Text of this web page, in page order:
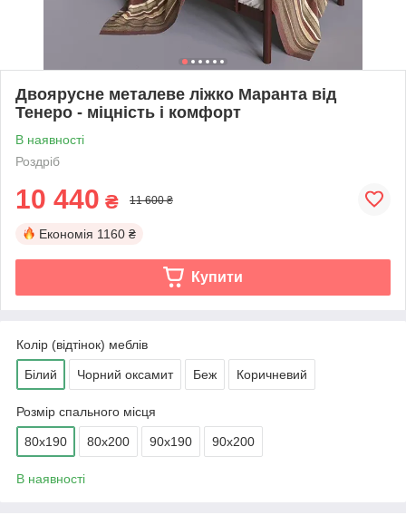
Двоярусне металеве ліжко Маранта від
Тенеро - міцність і комфорт
В наявності
Роздріб
10 440 ₴ 11 600 ₴
Економія 1160 ₴
Купити
Колір (відтінок) меблів
Білий Чорний оксамит Беж Коричневий
Розмір спального місця
80х190 80х200 90х190 90х200
В наявності